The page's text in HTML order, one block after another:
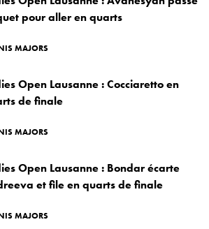
pour aller en quarts
MAJORS
Open Lausanne : Cocciaretto en
de finale
MAJORS
Open Lausanne : Bondar écarte
et file en quarts de finale
MAJORS